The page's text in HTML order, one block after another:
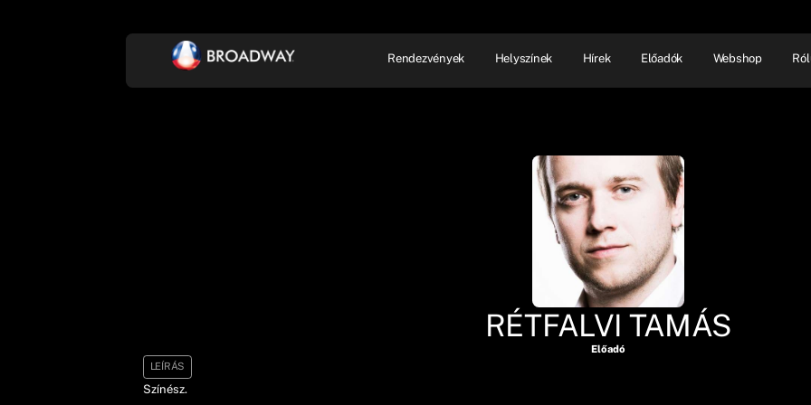
Rendezvények Helyszínek Hírek Előadók Webshop
RÉTFALVI TAMÁS
Előadó
LEÍRÁS
Színész.